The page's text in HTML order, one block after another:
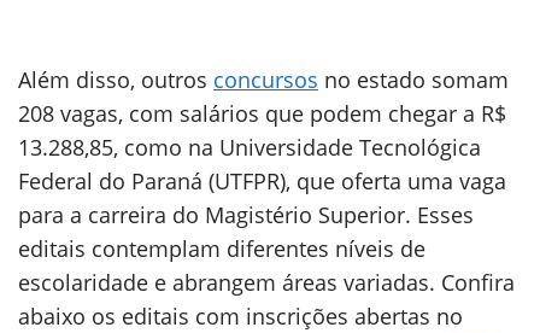
Além disso, outros concursos no estado somam
208 vagas, com salários que podem chegar a R$
13.288,85, como na Universidade Tecnológica
Federal do Paraná (UTFPR), que oferta uma vaga
para a carreira do Magistério Superior. Esses
editais contemplam diferentes níveis de
escolaridade e abrangem áreas variadas. Confira
abaixo os editais com inscrições abertas no